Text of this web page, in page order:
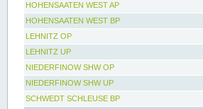
HOHENSAATEN WEST AP
HOHENSAATEN WEST BP
LEHNITZ OP
LEHNITZ UP
NIEDERFINOW SHW OP
NIEDERFINOW SHW UP
SCHWEDT SCHLEUSE BP